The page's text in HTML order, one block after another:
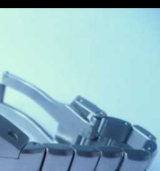
ถค้นหานาฬิกาหรูและมี
งนาฬิกา